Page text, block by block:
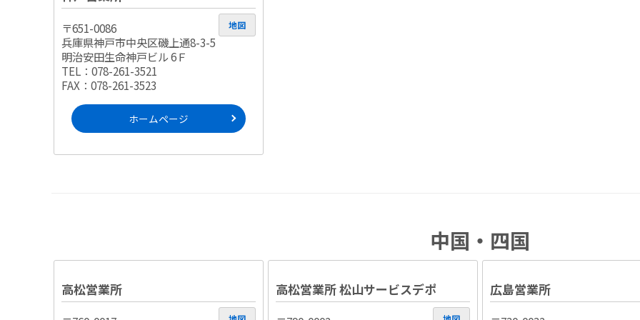
〒651-0086
兵庫県神戸市中央区磯上通8-3-5
明治安田生命神戸ビル 6Ｆ
TEL：078-261-3521
FAX：078-261-3523
地図
ホームページ
中国・四国
高松営業所 高松営業所 松山サービスデポ 広島営業所